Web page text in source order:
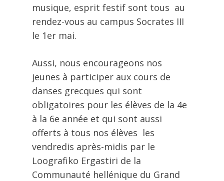
musique, esprit festif sont tous au
rendez-vous au campus Socrates III
le 1er mai.
Aussi, nous encourageons nos
jeunes à participer aux cours de
danses grecques qui sont
obligatoires pour les élèves de la 4e
à la 6e année et qui sont aussi
offerts à tous nos élèves les
vendredis après-midis par le
Loografiko Ergastiri de la
Communauté hellénique du Grand